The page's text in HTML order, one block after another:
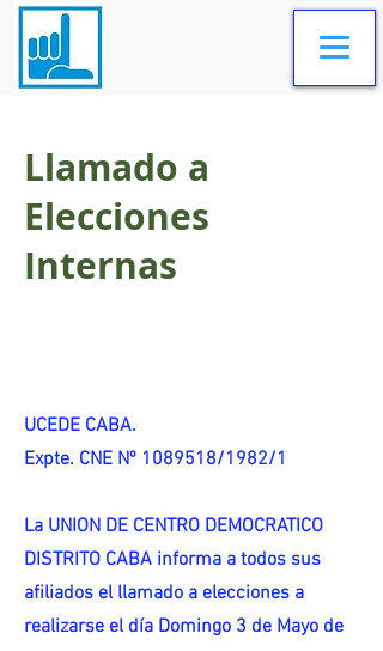
Llamado a
Elecciones
Internas
UCEDE CABA.
Expte. CNE Nº 1089518/1982/1
La UNION DE CENTRO DEMOCRATICO
DISTRITO CABA informa a todos sus
afiliados el llamado a elecciones a
realizarse el día Domingo 3 de Mayo de